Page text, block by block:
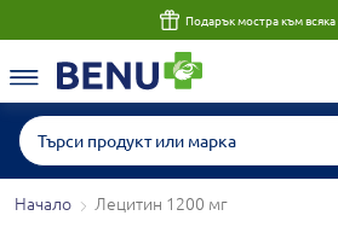
Подарък мостра към
Начало Лецитин 1200 мг